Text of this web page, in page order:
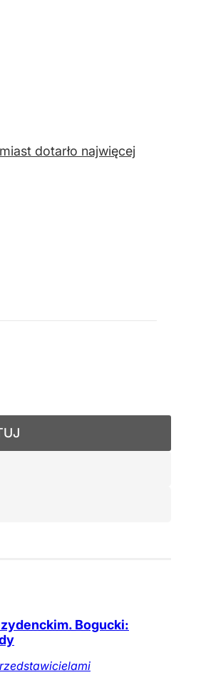
dotarło najwięcej
Bogucki: